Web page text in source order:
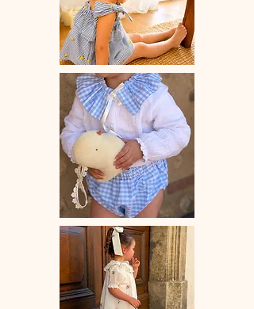
♡L'indispensable cache cou pour
protéger les minis du froid.